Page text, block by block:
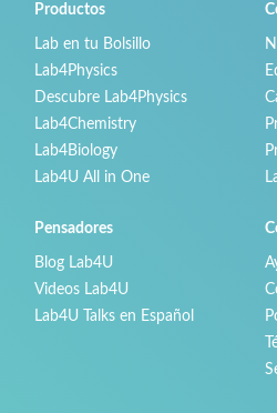
Productos
Lab en tu Bolsillo
Lab4Physics
Descubre Lab4Physics
Lab4Chemistry
Lab4Biology
Lab4U All in One
Pensadores
Blog Lab4U
Videos Lab4U
Lab4U Talks en Español